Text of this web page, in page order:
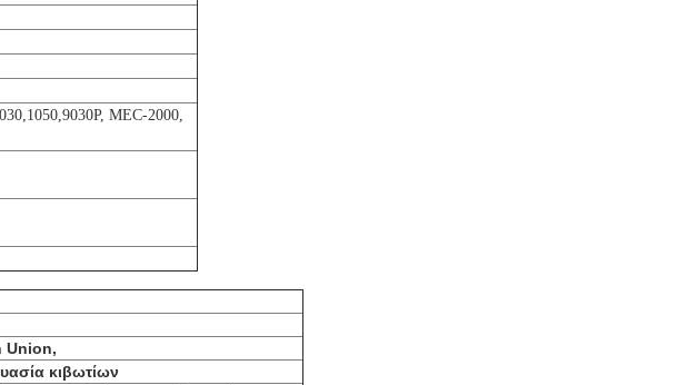
MEC-2000,
Union,
κιβωτίων